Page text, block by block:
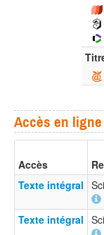
Accès en ligne
Accès
Texte intégral
Texte intégral